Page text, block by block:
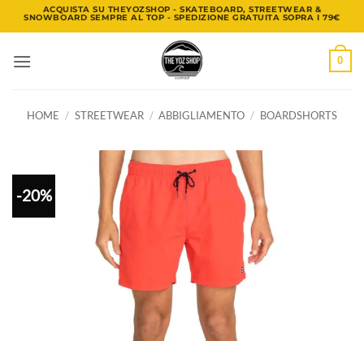
ai
ACQUISTA SU THEYOZSHOP - SKATEBOARD, STREETWEAR &
SNOWBOARD SEMPRE AL TOP - SPEDIZIONE GRATUITA SOPRA I 79€
0
HOME / STREETWEAR / ABBIGLIAMENTO / BOARDSHORTS
-20%